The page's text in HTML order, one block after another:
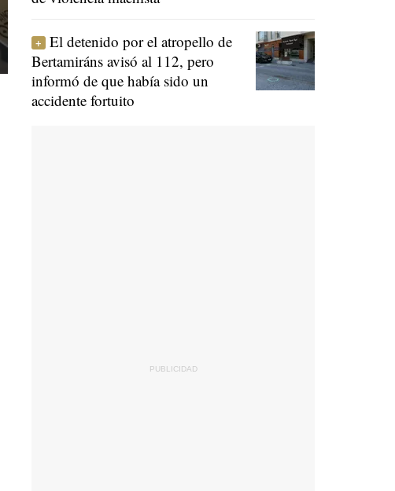
El detenido por el atropello de
Bertamiráns avisó al 112, pero
informó de que había sido un
accidente fortuito